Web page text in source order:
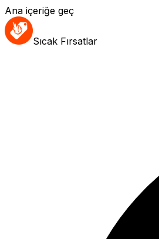
Ana içeriğe geç
Sıcak Fırsatlar